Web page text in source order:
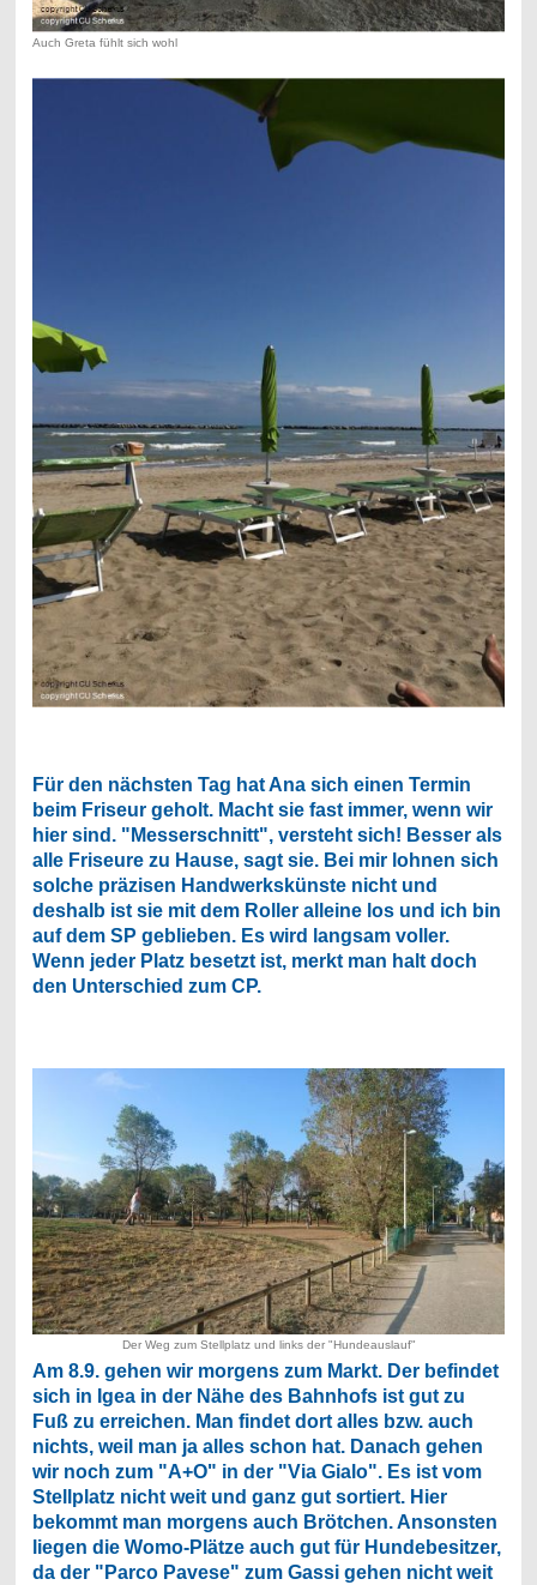
Auch Greta fühlt sich wohl
Für den nächsten Tag hat Ana sich einen Termin
beim Friseur geholt. Macht sie fast immer, wenn wir
hier sind. "Messerschnitt", versteht sich! Besser als
alle Friseure zu Hause, sagt sie. Bei mir lohnen sich
solche präzisen Handwerkskünste nicht und
deshalb ist sie mit dem Roller alleine los und ich bin
auf dem SP geblieben. Es wird langsam voller.
Wenn jeder Platz besetzt ist, merkt man halt doch
den Unterschied zum CP.
Der Weg zum Stellplatz und links der "Hundeauslauf"
Am 8.9. gehen wir morgens zum Markt. Der befindet
sich in Igea in der Nähe des Bahnhofs ist gut zu
Fuß zu erreichen. Man findet dort alles bzw. auch
nichts, weil man ja alles schon hat. Danach gehen
wir noch zum "A+O" in der "Via Gialo". Es ist vom
Stellplatz nicht weit und ganz gut sortiert. Hier
bekommt man morgens auch Brötchen. Ansonsten
liegen die Womo-Plätze auch gut für Hundebesitzer,
da der "Parco Pavese" zum Gassi gehen nicht weit